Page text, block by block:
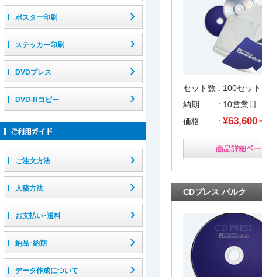
ポスター印刷
ステッカー印刷
DVDプレス
DVD-Rコピー
ご注文方法
入稿方法
お支払い･送料
納品･納期
データ作成について
セット数 : 100セッ
納期 : 10営業日
価格 : ¥63,600
CDプレス バルク